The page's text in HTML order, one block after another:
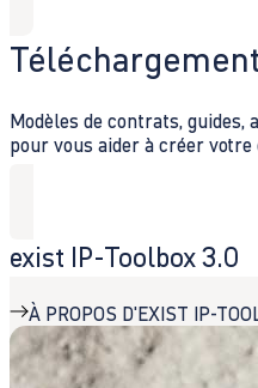
Modèles de contrats,
pour vous aider à créer
exist IP-Toolbox 3.0
À PROPOS D'EXIST IP-